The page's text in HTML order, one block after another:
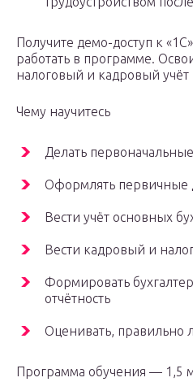
Получите демо-доступ к
работать в программе.
налоговый и кадровый учёт
Чему научитесь
Делать
Оформлять первичные
Вести учёт основных
Вести кадровый и
Формировать
отчётность
Оценивать, правильно
Программа обучения — 1,5